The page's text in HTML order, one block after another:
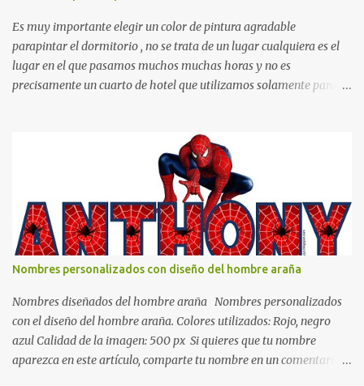
Es muy importante elegir un color de pintura agradable
parapintar el dormitorio , no se trata de un lugar cualquiera es el
lugar en el que pasamos muchos muchas horas y no es
precisamente un cuarto de hotel que utilizamos solamente para
cómodo y también para nuestra vista. Te mostramos algunas
sugerencias que pueden brindar la elegancia y estilo que buscas
para tu dormitorio. El color naranja es una buena opción para
recibir esa luz y felicidad que todo ser humano necesita. El color
blanco es ideal para lograr el relax total, es un color que va con
todo y además es color bastante limpio que te dará esa sensación
de calidez. Los colores terra son excelentes para usar en el
dormitorio nos brinda esa sensación de tranquilidad y confort. El
color gris es un color muy relajante y por lo tanto entra en la lista
de colo...
Nombres personalizados con diseño del hombre araña
Nombres diseñados del hombre araña Nombres personalizados
con el diseño del hombre araña. Colores utilizados: Rojo, negro
azul Calidad de la imagen: 500 px Si quieres que tu nombre
aparezca en este artículo, comparte tu nombre en un comentario y